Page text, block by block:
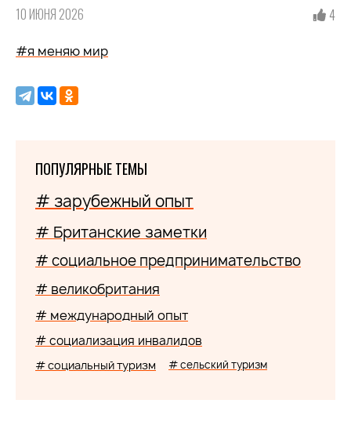
10 ИЮНЯ 2026
4
#я меняю мир
ПОПУЛЯРНЫЕ ТЕМЫ
# зарубежный опыт
# Британские заметки
# социальное предпринимательство
# великобритания
# международный опыт
# социализация инвалидов
# социальный туризм # сельский туризм